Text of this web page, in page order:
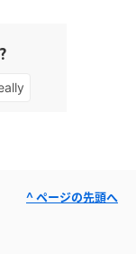
^ ページの先頭へ